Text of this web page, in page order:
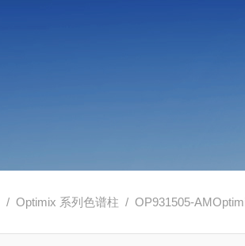
/Optimix 系列色谱柱 / OP931505-